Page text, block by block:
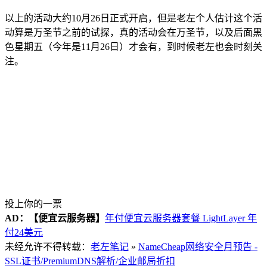
以上的活动大约10月26日正式开启，但是老左个人估计这个活
动算是万圣节之前的试探，真的活动会在万圣节，以及后面黑
色星期五（今年是11月26日）才会有，到时候老左也会时刻关
注。
投上你的一票
AD：
【便宜云服务器】 年付便宜云服务器套餐 LightLayer 年
付24美元
未经允许不得转载： 老左笔记 » NameCheap网络安全月预告 -
SSL证书/PremiumDNS解析/企业邮局折扣